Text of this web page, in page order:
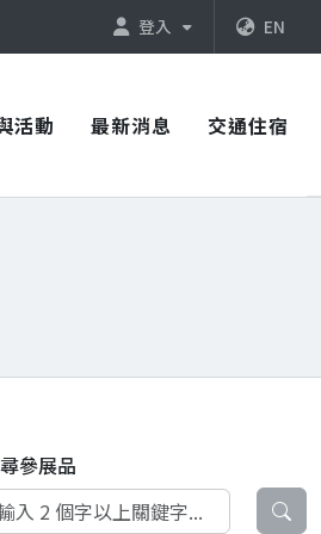
登入 EN
活動 最新消息 交通住宿
參展品